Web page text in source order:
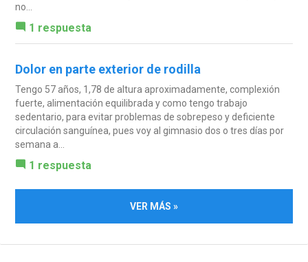
no...
1 respuesta
Dolor en parte exterior de rodilla
Tengo 57 años, 1,78 de altura aproximadamente, complexión
fuerte, alimentación equilibrada y como tengo trabajo
sedentario, para evitar problemas de sobrepeso y deficiente
circulación sanguínea, pues voy al gimnasio dos o tres días por
semana a...
1 respuesta
VER MÁS »